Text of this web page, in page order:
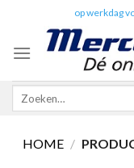
content
op werkdag
Zoeken
HOME /